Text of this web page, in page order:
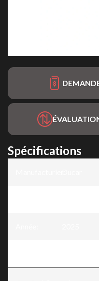
Spécifications